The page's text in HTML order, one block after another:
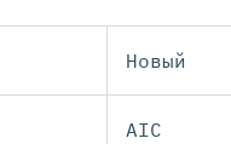
Новый
AIC